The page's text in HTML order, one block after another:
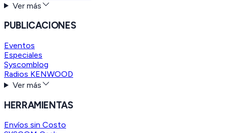
Ver más
PUBLICACIONES
Eventos
Especiales
Syscomblog
Radios KENWOOD
Ver más
HERRAMIENTAS
Envíos sin Costo